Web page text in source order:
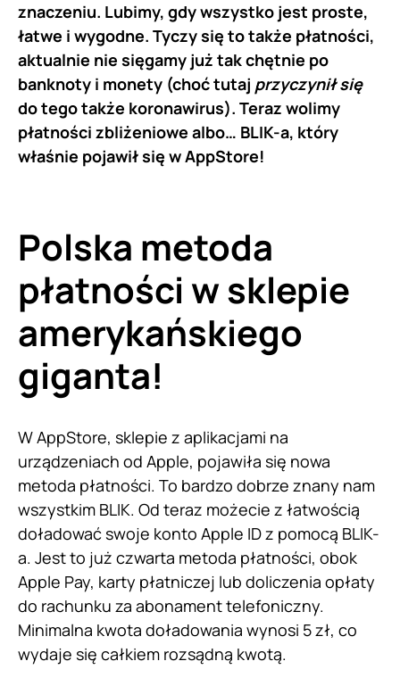
znaczeniu. Lubimy, gdy wszystko jest proste,
łatwe i wygodne. Tyczy się to także płatności,
aktualnie nie sięgamy już tak chętnie po
banknoty i monety (choć tutaj przyczynił się
do tego także koronawirus). Teraz wolimy
płatności zbliżeniowe albo… BLIK-a, który
właśnie pojawił się w AppStore!
Polska metoda
płatności w sklepie
amerykańskiego
giganta!
W AppStore, sklepie z aplikacjami na
urządzeniach od Apple, pojawiła się nowa
metoda płatności. To bardzo dobrze znany nam
wszystkim BLIK. Od teraz możecie z łatwością
doładować swoje konto Apple ID z pomocą BLIK-
a. Jest to już czwarta metoda płatności, obok
Apple Pay, karty płatniczej lub doliczenia opłaty
do rachunku za abonament telefoniczny.
Minimalna kwota doładowania wynosi 5 zł, co
wydaje się całkiem rozsądną kwotą.